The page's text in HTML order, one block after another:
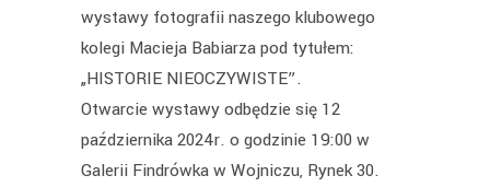
wystawy fotografii naszego klubowego
kolegi Macieja Babiarza pod tytułem:
„HISTORIE NIEOCZYWISTE”.
Otwarcie wystawy odbędzie się 12
października 2024r. o godzinie 19:00 w
Galerii Findrówka w Wojniczu, Rynek 30.